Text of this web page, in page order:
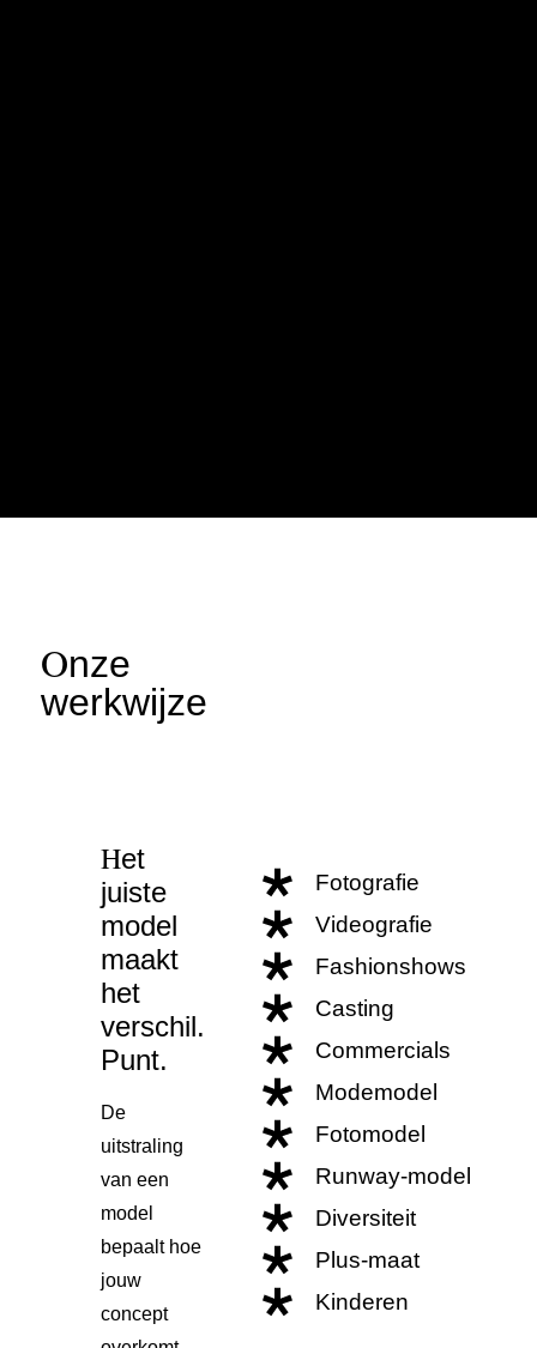
Onze
werkwijze
Het
juiste
model
maakt
het
verschil.
Punt.
De
uitstraling
van een
model
bepaalt hoe
jouw
concept
Fotografie
Videografie
Fashionshows
Casting
Commercials
Modemodel
Fotomodel
Runway-model
Diversiteit
Plus-maat
Kinderen